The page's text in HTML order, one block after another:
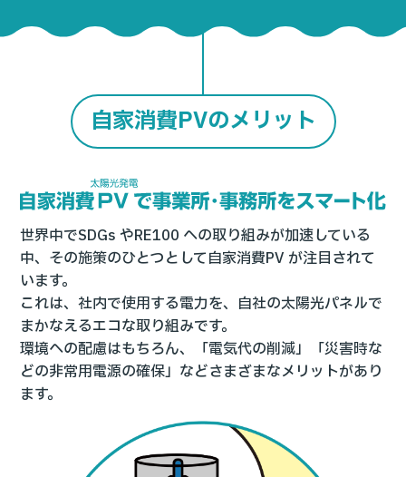
自家消費PVのメリット
世界中でSDGs やRE100 への取り組みが加速している
中、その施策のひとつとして自家消費PV が注目されて
います。
これは、社内で使用する電力を、自社の太陽光パネルで
まかなえるエコな取り組みです。
環境への配慮はもちろん、「電気代の削減」「災害時な
どの非常用電源の確保」などさまざまなメリットがあり
ます。